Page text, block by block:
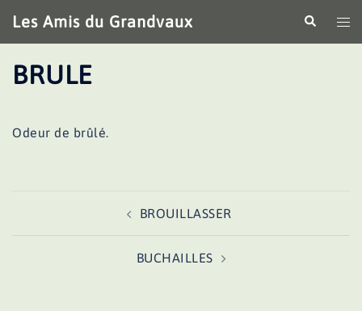
au
contenu
Les Amis du Grandvaux
le
BRULE
Odeur de brûlé.
BROUILLASSER
BUCHAILLES